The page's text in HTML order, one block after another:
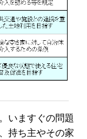
いますぐの問題
持ち主やその家